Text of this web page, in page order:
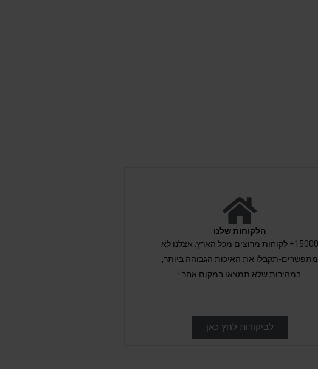
הלקוחות שלנו
15000+ לקוחות מרוצים מכל הארץ. אצלנו לא
מתפשרים-תקבלו את האיכות הגבוהה ביותר,
במהירות שלא תמצאו במקום אחר !
לביקורות לחץ כאן